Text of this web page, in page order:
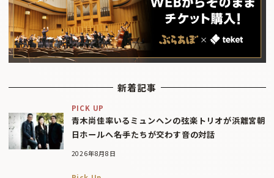
新着記事
PICK UP
青木尚佳率いるミュンヘンの弦楽トリオが浜離宮朝
日ホールへ――名手たちが交わす音の対話
2026年8月8日